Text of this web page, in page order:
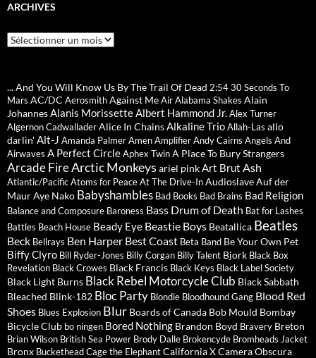
ARCHIVES
Archives
... And You Will Know Us By The Trail Of Dead 2:5430 Seconds To
Mars AC/DC AerosmithAgainst MeAirAlabama Shakes Alain
JohannesAlanis MorissetteAlbert Hammond Jr.Alex Turner
Algernon CadwalladerAlice In ChainsAlkaline TrioAllah-Las allo
darlin'Alt-J Amanda PalmerAmenAmplifierAndy Cairns Angels And
Airwaves A Perfect CircleAphex TwinA Place To Bury Strangers
Arcade FireArctic Monkeys ariel pinkArt Brut Ash
Atlantic/PacificAtoms for PeaceAt The Drive-InAudioslaveAuf der
MaurAye Nako Babyshambles Bad Books Bad Brains Bad Religion
Balance and Composure Baroness Bass Drum of Death Bat for Lashes
Battles Beach House Beady Eye Beastie Boys Beatallica Beatles
Beck Bellrays Ben Harper Best Coast Beta Band Be Your Own Pet
Biffy Clyro Bill Ryder-Jones Billy Corgan Billy Talent Bjork Black Box
Revelation Black Crowes Black Francis Black Keys Black Label Society
Black Light Burns Black Rebel Motorcycle Club Black Sabbath
Bleached Blink-182 Bloc Party Blondie Bloodhound Gang Blood Red
Shoes Blues Explosion Blur Boards of Canada Bob Mould Bombay
Bicycle Club bo ningen Bored Nothing Brandon Boyd Bravery Breton
Brian Wilson British Sea Power Brody Dalle Brokencyde Bromheads Jacket
Bronx BucketheadCage the ElephantCalifornia XCamera Obscura